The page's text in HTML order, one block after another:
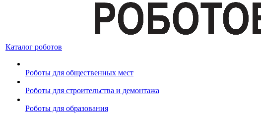
Каталог роботов
Роботы для общественных мест
Роботы для строительства и демонтажа
Роботы для образования